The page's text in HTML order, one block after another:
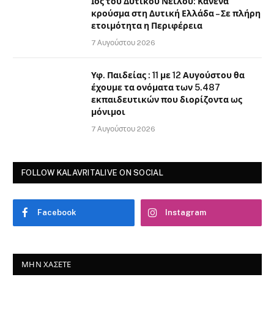
κρούσμα στη Δυτική Ελλάδα – Σε πλήρη
ετοιμότητα η Περιφέρεια
7 Αυγούστου 2026
Υφ. Παιδείας : 11 με 12 Αυγούστου θα
έχουμε τα ονόματα των 5.487
εκπαιδευτικών που διορίζοντα ως
μόνιμοι
7 Αυγούστου 2026
FOLLOW KALAVRITALIVE ON SOCIAL
Facebook Instagram
ΜΗΝ ΧΆΣΕΤΕ